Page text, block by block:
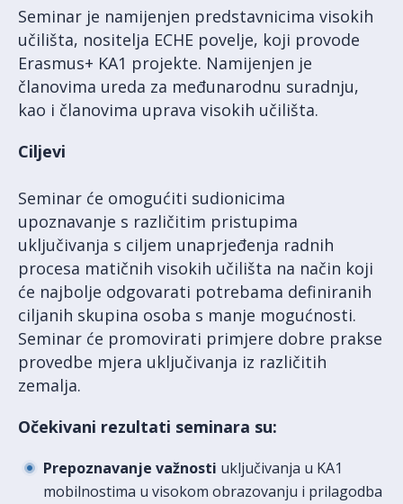
Seminar je namijenjen predstavnicima visokih
učilišta, nositelja ECHE povelje, koji provode
Erasmus+ KA1 projekte. Namijenjen je
članovima ureda za međunarodnu suradnju,
kao i članovima uprava visokih učilišta.
Ciljevi
Seminar će omogućiti sudionicima
upoznavanje s različitim pristupima
uključivanja s ciljem unaprjeđenja radnih
procesa matičnih visokih učilišta na način koji
će najbolje odgovarati potrebama definiranih
ciljanih skupina osoba s manje mogućnosti.
Seminar će promovirati primjere dobre prakse
provedbe mjera uključivanja iz različitih
zemalja.
Očekivani rezultati seminara su:
Prepoznavanje važnosti uključivanja u KA1
mobilnostima u visokom obrazovanju i prilagodba